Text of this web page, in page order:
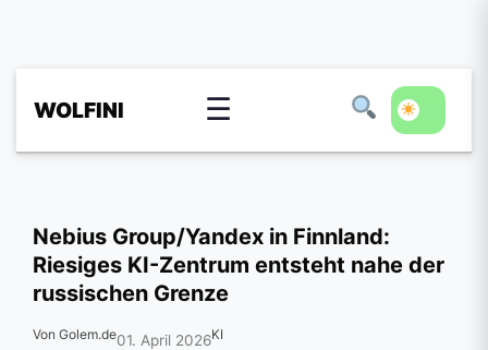
WOLFINI ☰
Nebius Group/Yandex in Finnland:
Riesiges KI-Zentrum entsteht nahe der
russischen Grenze
Von Golem.de01. April 2026KI